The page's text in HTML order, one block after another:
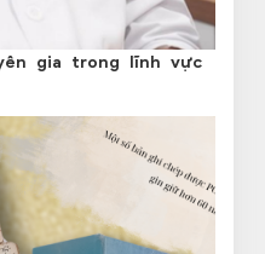
gia trong lĩnh vực